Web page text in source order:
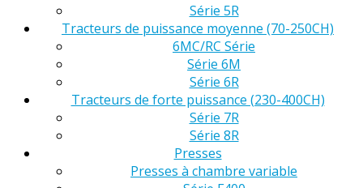
Série 5R
Tracteurs de puissance moyenne (70-250CH)
6MC/RC Série
Série 6M
Série 6R
Tracteurs de forte puissance (230-400CH)
Série 7R
Série 8R
Presses
Presses à chambre variable